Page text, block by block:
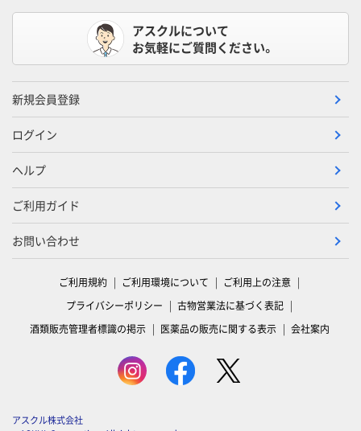
アスクルについて
お気軽にご質問ください。
新規会員登録
ログイン
ヘルプ
ご利用ガイド
お問い合わせ
ご利用規約 ご利用環境について
ご利用上の注意
プライバシーポリシー
古物営業法に基づく表記
酒類販売管理者標識の掲示
医薬品の販売に関する表示 会社案内
アスクル株式会社